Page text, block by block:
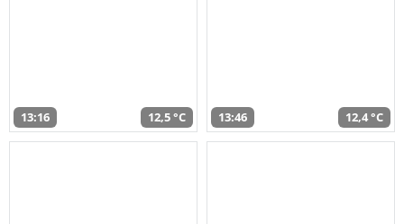
13:16 12,5 °C 13:46 12,4 °C